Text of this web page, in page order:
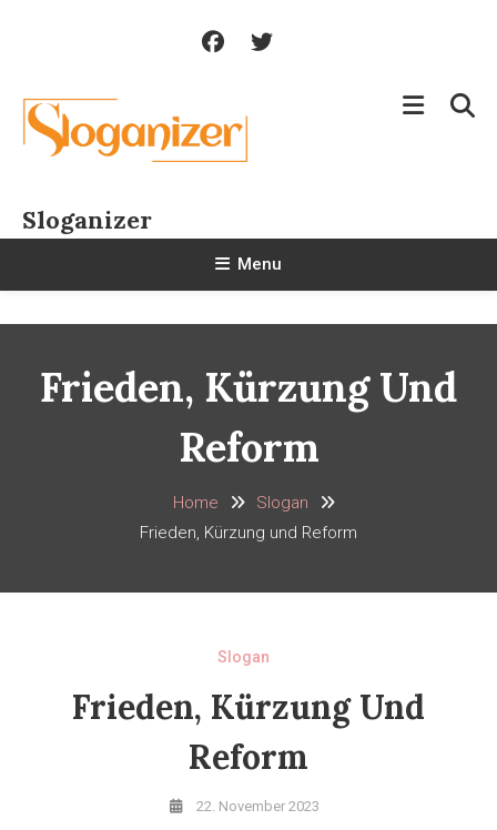
Sloganizer
Menu
Frieden, Kürzung Und
Reform
Home
Slogan
Frieden, Kürzung und Reform
Slogan
Frieden, Kürzung Und
Reform
22. November 2023